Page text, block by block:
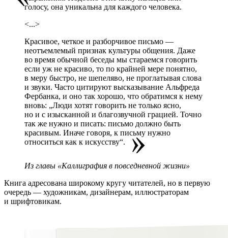
голосу, она уникальна для каждого человека.
<...>
Красивое, четкое и разборчивое письмо —
неотъемлемый признак культуры общения. Даже
во время обычной беседы мы стараемся говорить
если уж не красиво, то по крайней мере понятно,
в меру быстро, не шепеляво, не проглатывая слова
и звуки. Часто цитируют высказывание Альфреда
Фербанка, и оно так хорошо, что обратимся к нему
вновь: „Люди хотят говорить не только ясно,
но и с изысканной и благозвучной грацией. Точно
так же нужно и писать: письмо должно быть
красивым. Иначе говоря, к письму нужно
относиться как к искусству“.
Из главы «Каллиграфия в повседневной жизни»
Книга адресована широкому кругу читателей, но в первую
очередь — художникам, дизайнерам, иллюстраторам
и шрифтовикам.